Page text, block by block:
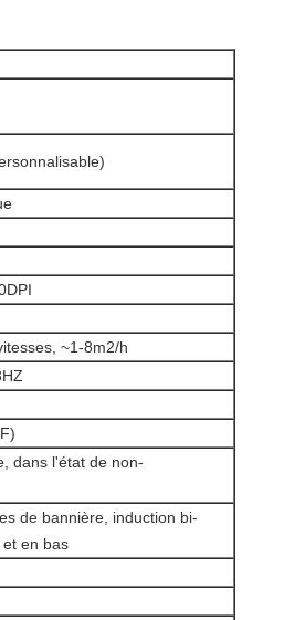
~1-8m2/h
dans l'état de non-
de bannière, induction bi-
en bas